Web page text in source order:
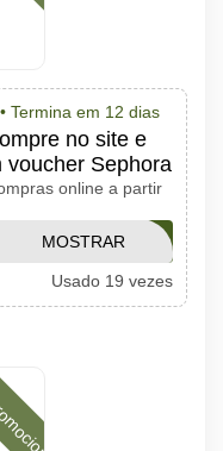
Termina em 12 dias
no site e
voucher Sephora
online a partir
QUEROSDJ
MOSTRAR
CÓDIGO
Usado 19 vezes